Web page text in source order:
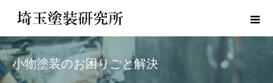
小物塗装のお困りごと解決